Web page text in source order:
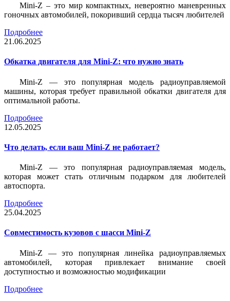
Mini-Z – это мир компактных, невероятно маневренных
гоночных автомобилей, покоривший сердца тысяч любителей
Подробнее
21.06.2025
Обкатка двигателя для Mini-Z: что нужно знать
Mini-Z — это популярная модель радиоуправляемой
машины, которая требует правильной обкатки двигателя для
оптимальной работы.
Подробнее
12.05.2025
Что делать, если ваш Mini-Z не работает?
Mini-Z — это популярная радиоуправляемая модель,
которая может стать отличным подарком для любителей
автоспорта.
Подробнее
25.04.2025
Совместимость кузовов с шасси Mini-Z
Mini-Z — это популярная линейка радиоуправляемых
автомобилей, которая привлекает внимание своей
доступностью и возможностью модификации
Подробнее